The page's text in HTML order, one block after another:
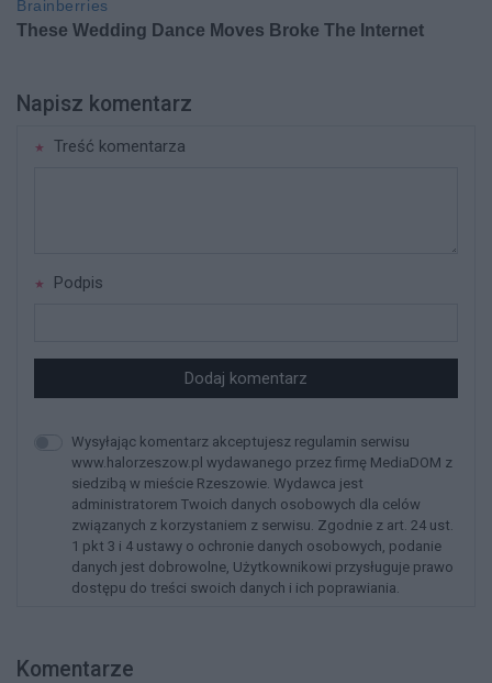
Napisz komentarz
Treść komentarza
Podpis
Dodaj komentarz
Wysyłając komentarz akceptujesz regulamin serwisu
www.halorzeszow.pl wydawanego przez firmę MediaDOM z
siedzibą w mieście Rzeszowie. Wydawca jest
administratorem Twoich danych osobowych dla celów
związanych z korzystaniem z serwisu. Zgodnie z art. 24 ust.
1 pkt 3 i 4 ustawy o ochronie danych osobowych, podanie
danych jest dobrowolne, Użytkownikowi przysługuje prawo
dostępu do treści swoich danych i ich poprawiania.
Komentarze